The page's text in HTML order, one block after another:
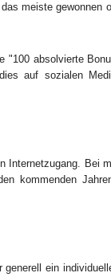
meiste gewonnen
"100 absolvierte
auf sozialen
Internetzugang. Bei
kommenden
ein